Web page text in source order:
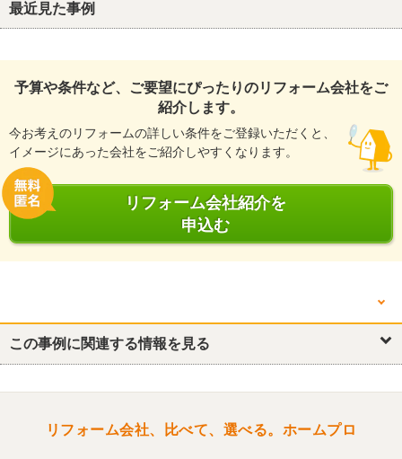
最近見た事例
予算や条件など、ご要望にぴったりのリフォーム会社をご
紹介します。
今お考えのリフォームの詳しい条件をご登録いただくと、
イメージにあった会社をご紹介しやすくなります。
リフォーム会社紹介を
申込む
他の箇所を見る
キッチン・台所 リビング 玄関
この事例に関連する情報を見る
リフォーム会社、比べて、選べる。ホームプロ